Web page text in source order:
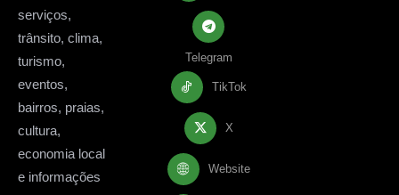
serviços,
trânsito, clima,
turismo,
eventos,
bairros, praias,
cultura,
economia local
e informações
Telegram
TikTok
X
Website